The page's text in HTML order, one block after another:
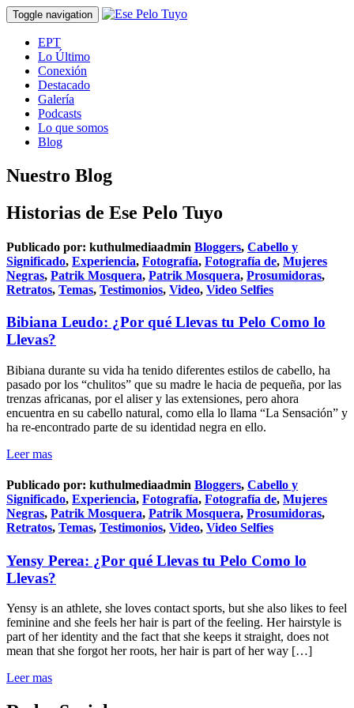
Toggle navigation
EPT
Lo Último
Conexión
Destacado
Galería
Podcasts
Lo que somos
Blog
Nuestro Blog
Historias de Ese Pelo Tuyo
Publicado por: kuthulmediaadmin Bloggers, Cabello y
Significado, Experiencia, Fotografía, Fotografía de, Mujeres
Negras, Patrik Mosquera, Patrik Mosquera, Prosumidoras,
Retratos, Temas, Testimonios, Video, Video Selfies
Bibiana Leudo: ¿Por qué Llevas tu Pelo Como lo
Llevas?
Bibiana durante su vida ha tenido diferentes estilos de cabello, ha
pasado por los “chulitos” que su madre le hacia de pequeña, por las
trenzas africanas, por el aliser y las extensiones, pero ahora
encuentra en su cabello natural, como ella lo llama “La Sensación” y
ha re-encontrado parte de su identidad negra en ello.
Leer mas
Publicado por: kuthulmediaadmin Bloggers, Cabello y
Significado, Experiencia, Fotografía, Fotografía de, Mujeres
Negras, Patrik Mosquera, Patrik Mosquera, Prosumidoras,
Retratos, Temas, Testimonios, Video, Video Selfies
Yensy Perea: ¿Por qué Llevas tu Pelo Como lo
Llevas?
Yensy is an athlete, she loves contact sports, but she also likes to feel
feminine and she feels her hair is part of the feeling. Her hairstyle is
part of her identity and the fact that she keeps it straight, does not
mean that she forgot her roots, her hair is part of her way […]
Leer mas